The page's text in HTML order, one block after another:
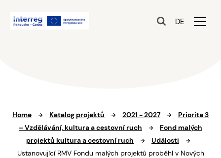
DE
Home Katalog projektů 2021 - 2027
Priorita 3
– Vzdělávání, kultura a cestovní ruch
Fond malých
projektů kultura a cestovní ruch
Události
Ustanovující RMV Fondu malých projektů proběhl v Nových